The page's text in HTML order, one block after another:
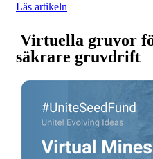
Läs artikeln
Virtuella gruvor
säkrare gruvdrift